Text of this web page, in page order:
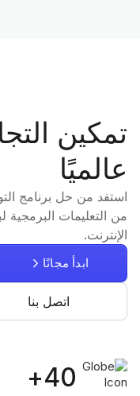
تمكين
عالميًا
استفد من حل برنامج
من التعليمات البرمجية
الإنترنت.
ابدأ مجانًا
اتصل بنا
40+